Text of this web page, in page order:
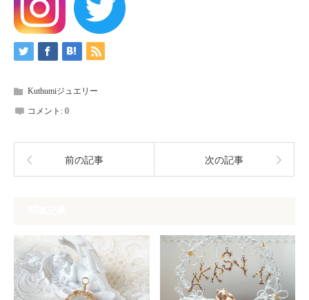
Kuthumiジュエリー
コメント: 0
前の記事 次の記事